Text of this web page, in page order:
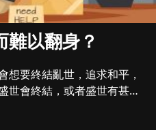
以翻身？
想要終結亂世，追求和平，
世會終結，或者盛世有甚麼